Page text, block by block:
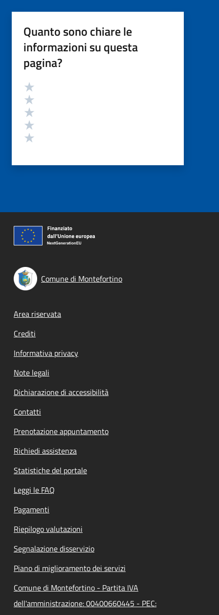
Quanto sono chiare le
informazioni su questa
pagina?
Valutazione
Comune di Montefortino
Footer menu
Area riservata
Crediti
Informativa privacy
Note legali
Dichiarazione di accessibilità
Contatti
Prenotazione appuntamento
Richiedi assistenza
Statistiche del portale
Leggi le FAQ
Pagamenti
Riepilogo valutazioni
Segnalazione disservizio
Piano di miglioramento dei servizi
Comune di Montefortino - Partita IVA
dell'amministrazione: 00400660445 - PEC: